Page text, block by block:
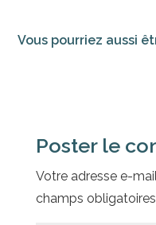
Vous pourriez aussi
Poster le
Votre adresse e-
champs